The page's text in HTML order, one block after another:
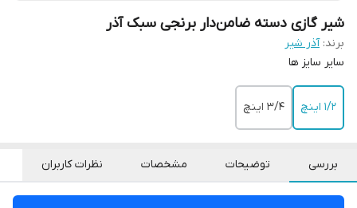
شیر گازی دسته ضامن‌دار برنجی سبک آذر
برند: آذر شیر
سایر سایز ها
۱/۲ اینچ ۳/۴ اینچ
بررسی توضیحات مشخصات نظرات کاربران